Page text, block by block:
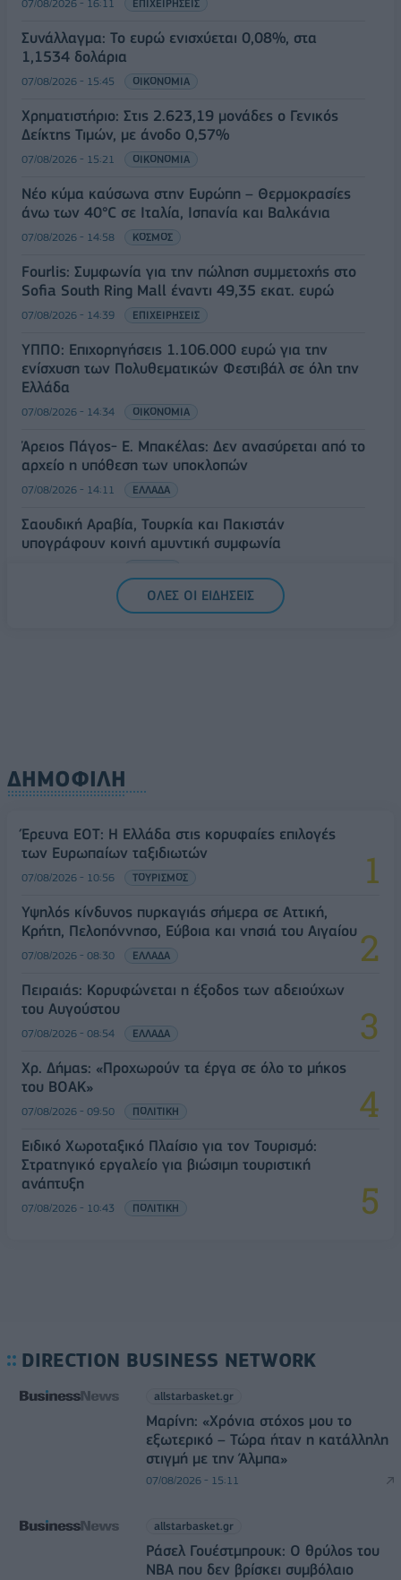
07/08/2026 - 16:11 ΕΠΙΧΕΙΡΗΣΕΙΣ
Συνάλλαγμα: Το ευρώ ενισχύεται 0,08%, στα
1,1534 δολάρια
07/08/2026 - 15:45 ΟΙΚΟΝΟΜΙΑ
Χρηματιστήριο: Στις 2.623,19 μονάδες ο Γενικός
Δείκτης Τιμών, με άνοδο 0,57%
07/08/2026 - 15:21 ΟΙΚΟΝΟΜΙΑ
Νέο κύμα καύσωνα στην Ευρώπη – Θερμοκρασίες
άνω των 40°C σε Ιταλία, Ισπανία και Βαλκάνια
07/08/2026 - 14:58 ΚΟΣΜΟΣ
Fourlis: Συμφωνία για την πώληση συμμετοχής στο
Sofia South Ring Mall έναντι 49,35 εκατ. ευρώ
07/08/2026 - 14:39 ΕΠΙΧΕΙΡΗΣΕΙΣ
ΥΠΠΟ: Επιχορηγήσεις 1.106.000 ευρώ για την
ενίσχυση των Πολυθεματικών Φεστιβάλ σε όλη την
Ελλάδα
07/08/2026 - 14:34 ΟΙΚΟΝΟΜΙΑ
Άρειος Πάγος- Ε. Μπακέλας: Δεν ανασύρεται από το
αρχείο η υπόθεση των υποκλοπών
07/08/2026 - 14:11 ΕΛΛΑΔΑ
Σαουδική Αραβία, Τουρκία και Πακιστάν
υπογράφουν κοινή αμυντική συμφωνία
ΟΛΕΣ ΟΙ ΕΙΔΗΣΕΙΣ
ΔΗΜΟΦΙΛΗ
Έρευνα ΕΟΤ: Η Ελλάδα στις κορυφαίες επιλογές
των Ευρωπαίων ταξιδιωτών
07/08/2026 - 10:56 ΤΟΥΡΙΣΜΟΣ
Υψηλός κίνδυνος πυρκαγιάς σήμερα σε Αττική,
Κρήτη, Πελοπόννησο, Εύβοια και νησιά του Αιγαίου
07/08/2026 - 08:30 ΕΛΛΑΔΑ
Πειραιάς: Κορυφώνεται η έξοδος των αδειούχων
του Αυγούστου
07/08/2026 - 08:54 ΕΛΛΑΔΑ
Χρ. Δήμας: «Προχωρούν τα έργα σε όλο το μήκος
του ΒΟΑΚ»
07/08/2026 - 09:50 ΠΟΛΙΤΙΚΗ
Ειδικό Χωροταξικό Πλαίσιο για τον Τουρισμό:
Στρατηγικό εργαλείο για βιώσιμη τουριστική
ανάπτυξη
07/08/2026 - 10:43 ΠΟΛΙΤΙΚΗ
DIRECTION BUSINESS NETWORK
allstarbasket.gr
Μαρίνη: «Χρόνια στόχος μου το
εξωτερικό – Τώρα ήταν η κατάλληλη
στιγμή με την Άλμπα»
07/08/2026 - 15:11
allstarbasket.gr
Ράσελ Γουέστμπρουκ: Ο θρύλος του
NBA που δεν βρίσκει συμβόλαιο